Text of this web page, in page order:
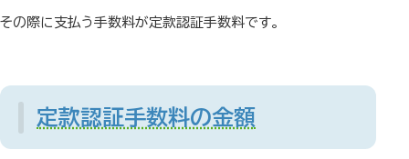
その際に支払う手数料が定款認証手数料です。
定款認証手数料の金額